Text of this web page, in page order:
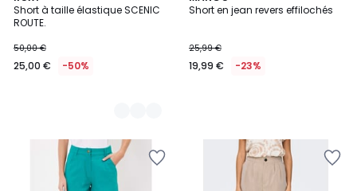
Short à taille élastique SCENIC
ROUTE.
50,00 €
25,00 € -50%
Couleurs
Short en jean revers effilochés
25,99 €
19,99 € -23%